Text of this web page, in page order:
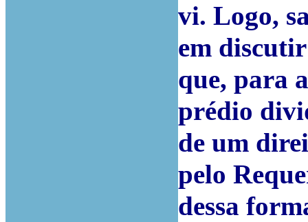
vi. Logo,
em
que, para
prédio
de um
pelo
dessa